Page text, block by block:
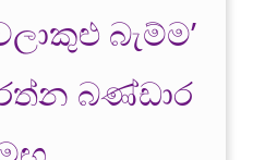
බැම්ම’
බණ්ඩාර